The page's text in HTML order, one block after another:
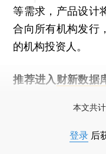
等需求，产品设计
合向所有机构发行
的机构投资人。
推荐进入 财新数据
本文共
登录 后